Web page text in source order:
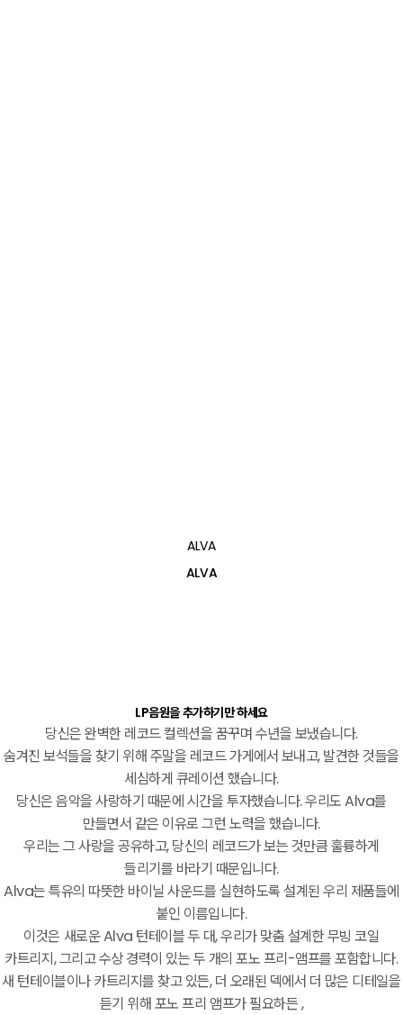
ALVA
ALVA
LP음원을 추가하기만 하세요
당신은 완벽한 레코드 컬렉션을 꿈꾸며 수년을 보냈습니다.
숨겨진 보석들을 찾기 위해 주말을 레코드 가게에서 보내고, 발견한 것들을
세심하게 큐레이션 했습니다.
당신은 음악을 사랑하기 때문에 시간을 투자했습니다. 우리도 Alva를
만들면서 같은 이유로 그런 노력을 했습니다.
우리는 그 사랑을 공유하고, 당신의 레코드가 보는 것만큼 훌륭하게
들리기를 바라기 때문입니다.
Alva는 특유의 따뜻한 바이닐 사운드를 실현하도록 설계된 우리 제품들에
붙인 이름입니다.
이것은 새로운 Alva 턴테이블 두 대, 우리가 맞춤 설계한 무빙 코일
카트리지, 그리고 수상 경력이 있는 두 개의 포노 프리-앰프를 포함합니다.
새 턴테이블이나 카트리지를 찾고 있든, 더 오래된 덱에서 더 많은 디테일을
듣기 위해 포노 프리 앰프가 필요하든 ,